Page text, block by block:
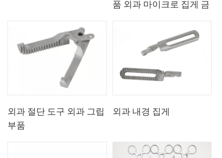
품 외과 마이크로 집게 금
외과 절단 도구 외과 그립
부품
외과 내경 집게